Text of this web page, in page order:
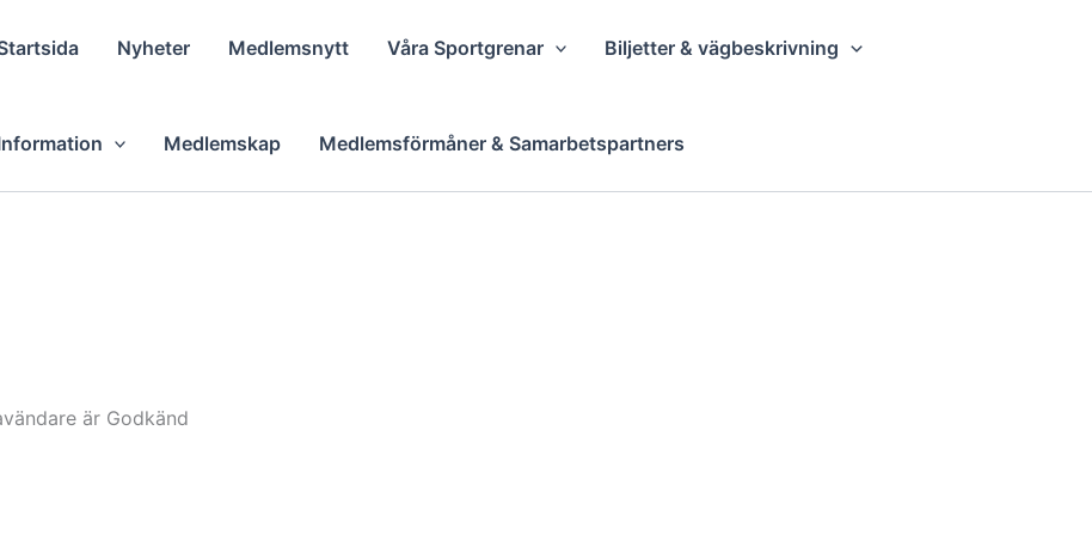
Nyheter Medlemsnytt Våra Sportgrenar Biljetter & vägbeskrivning
Medlemskap Medlemsförmåner & Samarbetspartners
är Godkänd